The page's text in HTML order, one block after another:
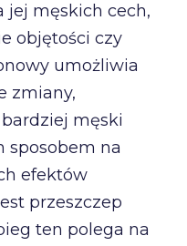
jej męskich cech,
objętości czy
umożliwia
zmiany,
męski
sposobem na
efektów
przeszczep
ten polega na